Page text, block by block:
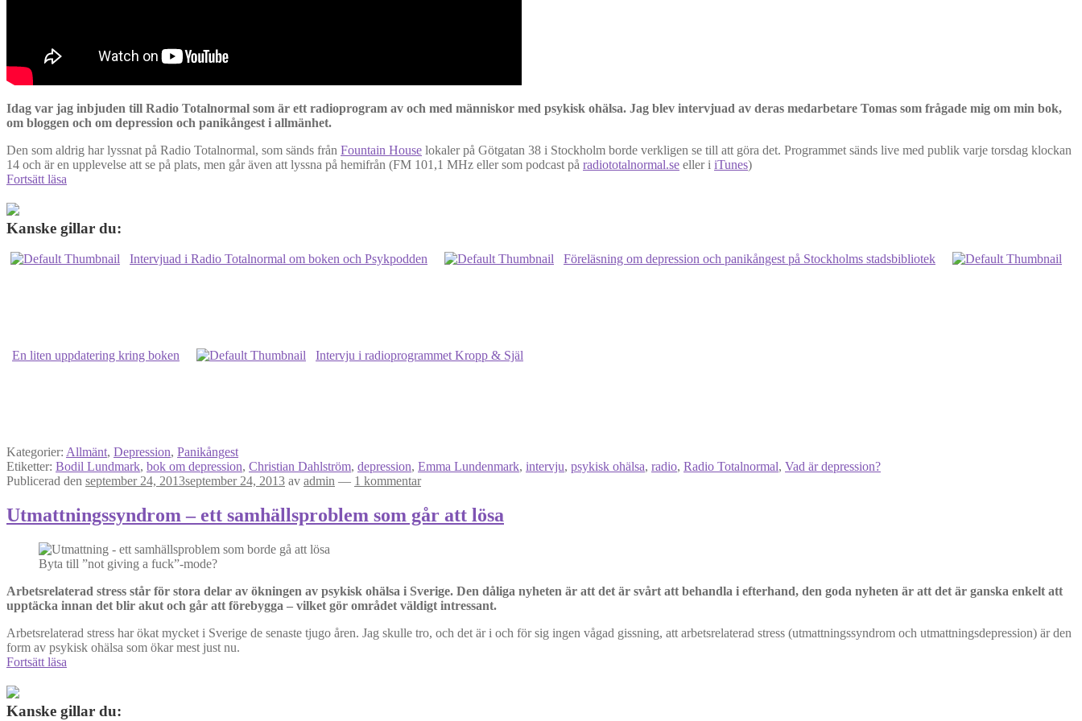
Idag var jag inbjuden till Radio Totalnormal som är ett radioprogram av och med människor med psykisk ohälsa. Jag blev intervjuad av deras medarbetare Tomas som frågade mig om min bok,
om bloggen och om depression och panikångest i allmänhet.
Den som aldrig har lyssnat på Radio Totalnormal, som sänds från Fountain House lokaler på Götgatan 38 i Stockholm borde verkligen se till att göra det. Programmet sänds live med publik varje torsdag klockan
14 och är en upplevelse att se på plats, men går även att lyssna på hemifrån (FM 101,1 MHz eller som podcast på radiototalnormal.se eller i iTunes)
Fortsätt läsa
Totalnormal
från
26
Kanske gillar du:
Intervjuad i Radio Totalnormal om boken och Psykpodden Föreläsning om depression och panikångest på Stockholms stadsbibliotek
En liten uppdatering kring boken Intervju i radioprogrammet Kropp & Själ
Kategorier: Allmänt, Depression, Panikångest
Etiketter: Bodil Lundmark, bok om depression, Christian Dahlström, depression, Emma Lundenmark, intervju, psykisk ohälsa, radio, Radio Totalnormal, Vad är depression?
Publicerad den september 24, 2013september 24, 2013 av admin — 1 kommentar
Utmattningssyndrom – ett samhällsproblem som går att lösa
Byta till ”not giving a fuck”-mode?
Arbetsrelaterad stress står för stora delar av ökningen av psykisk ohälsa i Sverige. Den dåliga nyheten är att det är svårt att behandla i efterhand, den goda nyheten är att det är ganska enkelt att
upptäcka innan det blir akut och går att förebygga – vilket gör området väldigt intressant.
Arbetsrelaterad stress har ökat mycket i Sverige de senaste tjugo åren. Jag skulle tro, och det är i och för sig ingen vågad gissning, att arbetsrelaterad stress (utmattningssyndrom och utmattningsdepression) är den
form av psykisk ohälsa som ökar mest just nu.
Fortsätt läsa
samhällsproblem
Kanske gillar du: